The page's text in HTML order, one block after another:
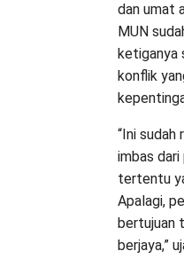
dan umat
MUN
ketiganya
konflik
“Ini sudah
imbas
tertentu
Apalagi,
bertujuan
berjaya,”